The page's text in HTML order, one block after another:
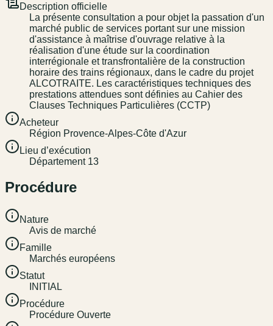
Description officielle
La présente consultation a pour objet la passation d'un
marché public de services portant sur une mission
d'assistance à maîtrise d'ouvrage relative à la
réalisation d'une étude sur la coordination
interrégionale et transfrontalière de la construction
horaire des trains régionaux, dans le cadre du projet
ALCOTRAITE. Les caractéristiques techniques des
prestations attendues sont définies au Cahier des
Clauses Techniques Particulières (CCTP)
Acheteur
Région Provence-Alpes-Côte d'Azur
Lieu d’exécution
Département 13
Procédure
Nature
Avis de marché
Famille
Marchés européens
Statut
INITIAL
Procédure
Procédure Ouverte